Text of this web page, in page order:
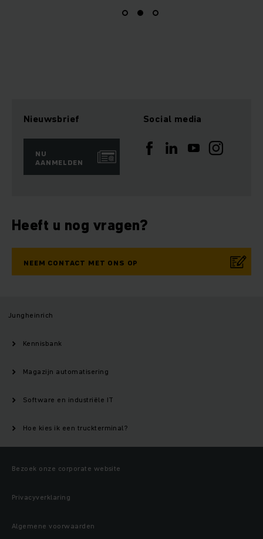
Nieuwsbrief
NU
AANMELDEN
Social media
Heeft u nog vragen?
NEEM CONTACT MET ONS OP
Jungheinrich
Kennisbank
Magazijn automatisering
Software en industriële IT
Hoe kies ik een truckterminal?
Bezoek onze corporate website
Privacyverklaring
Algemene voorwaarden